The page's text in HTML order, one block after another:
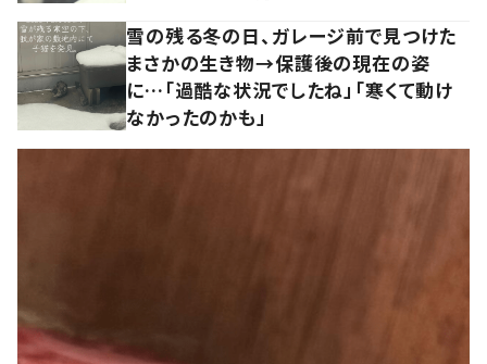
雪の残る冬の日、ガレージ前で見つけた
まさかの生き物→保護後の現在の姿
に…「過酷な状況でしたね」「寒くて動け
なかったのかも」